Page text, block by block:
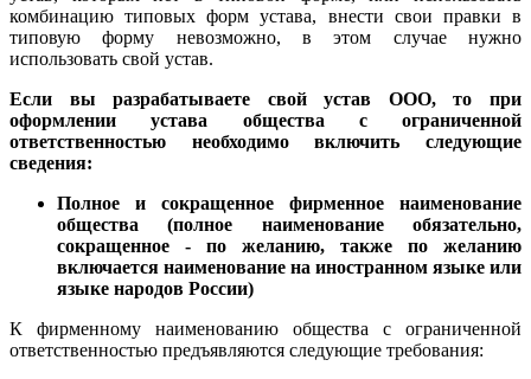
комбинацию типовых форм устава, внести свои правки в
типовую форму невозможно, в этом случае нужно
использовать свой устав.
Если вы разрабатываете свой устав ООО, то при
оформлении устава общества с ограниченной
ответственностью необходимо включить следующие
сведения:
Полное и сокращенное фирменное наименование
общества (полное наименование обязательно,
сокращенное - по желанию, также по желанию
включается наименование на иностранном языке или
языке народов России)
К фирменному наименованию общества с ограниченной
ответственностью предъявляются следующие требования: